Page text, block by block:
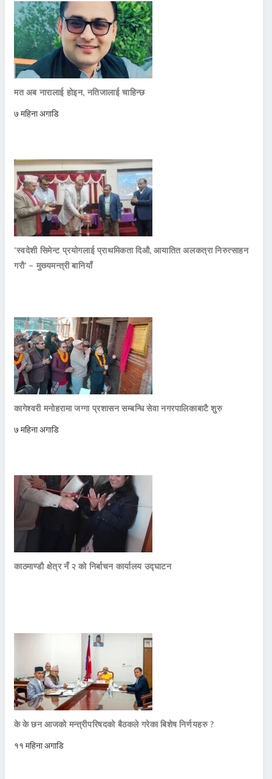
मत अब नारालाई होइन, नतिजालाई चाहिन्छ
७ महिना अगाडि
‘स्वदेशी सिमेन्ट प्रयोगलाई प्राथमिकता दिऔ, आयातित अलकत्रा निरुत्साहन
गरौ’ – मुख्यमन्त्री बानियाँ
कागेश्वरी मनोहरामा जग्गा प्रशासन सम्बन्धि सेवा नगरपालिकाबाटै शुरु
७ महिना अगाडि
काठमाण्डौ क्षेत्र नँ २ को निर्बाचन कार्यालय उद्घाटन
के के छन आजको मन्त्रीपरिषदको बैठकले गरेका बिशेष निर्णयहरु ?
११ महिना अगाडि